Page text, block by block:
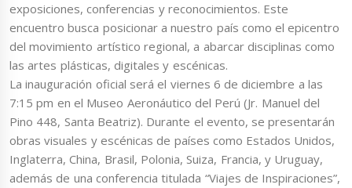
exposiciones, conferencias y reconocimientos. Este
encuentro busca posicionar a nuestro país como el epicentro
del movimiento artístico regional, a abarcar disciplinas como
las artes plásticas, digitales y escénicas.
La inauguración oficial será el viernes 6 de diciembre a las
7:15 pm en el Museo Aeronáutico del Perú (Jr. Manuel del
Pino 448, Santa Beatriz). Durante el evento, se presentarán
obras visuales y escénicas de países como Estados Unidos,
Inglaterra, China, Brasil, Polonia, Suiza, Francia, y Uruguay,
además de una conferencia titulada “Viajes de Inspiraciones”,